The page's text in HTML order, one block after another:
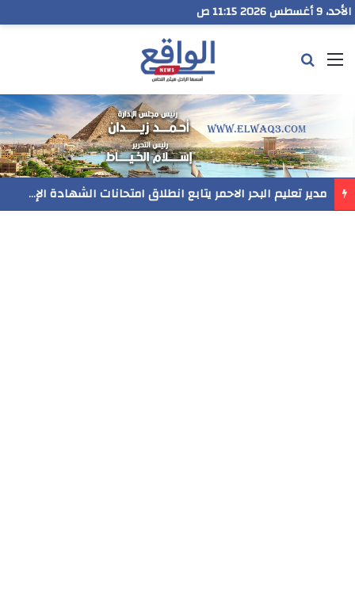
الأحد، 9 أغسطس 2026 11:15 ص
القائمة
مدير تعليم البحر الاحمر يتابع انطلاق امتحانات الشهادة الإعدادية ويؤكد: الانضباط